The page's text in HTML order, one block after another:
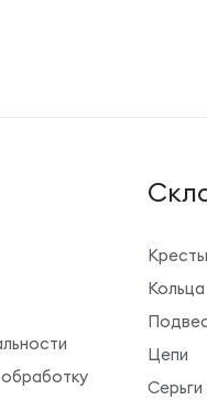
Кресты
Кольца
Цепи
Серьги